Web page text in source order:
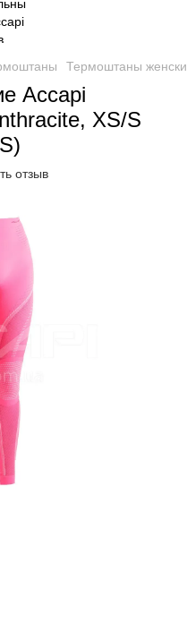
Термоштаны
Accapi
XS/S
отзыв